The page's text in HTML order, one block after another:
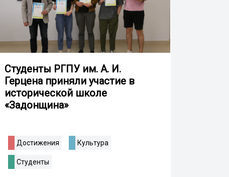
Студенты РГПУ им. А. И.
Герцена приняли участие в
исторической школе
«Задонщина»
Достижения Культура
Студенты